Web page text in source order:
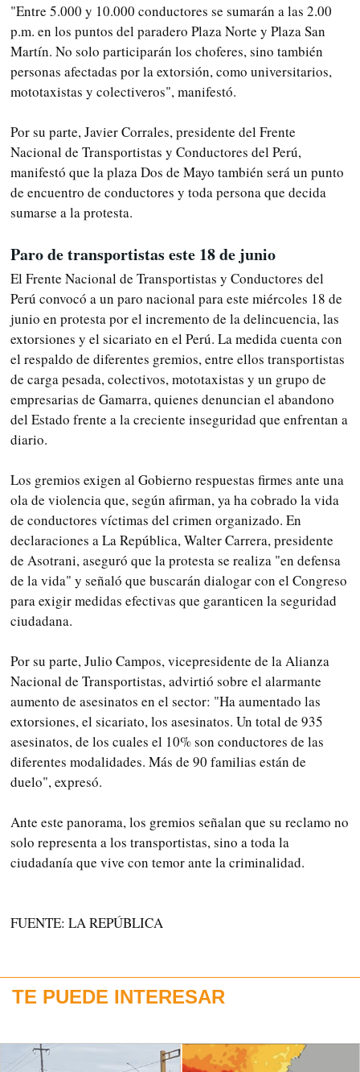
"Entre 5.000 y 10.000 conductores se sumarán a las 2.00
p.m. en los puntos del paradero Plaza Norte y Plaza San
Martín. No solo participarán los choferes, sino también
personas afectadas por la extorsión, como universitarios,
mototaxistas y colectiveros", manifestó.
Por su parte, Javier Corrales, presidente del Frente
Nacional de Transportistas y Conductores del Perú,
manifestó que la plaza Dos de Mayo también será un punto
de encuentro de conductores y toda persona que decida
sumarse a la protesta.
Paro de transportistas este 18 de junio
El Frente Nacional de Transportistas y Conductores del
Perú convocó a un paro nacional para este miércoles 18 de
junio en protesta por el incremento de la delincuencia, las
extorsiones y el sicariato en el Perú. La medida cuenta con
el respaldo de diferentes gremios, entre ellos transportistas
de carga pesada, colectivos, mototaxistas y un grupo de
empresarias de Gamarra, quienes denuncian el abandono
del Estado frente a la creciente inseguridad que enfrentan a
diario.
Los gremios exigen al Gobierno respuestas firmes ante una
ola de violencia que, según afirman, ya ha cobrado la vida
de conductores víctimas del crimen organizado. En
declaraciones a La República, Walter Carrera, presidente
de Asotrani, aseguró que la protesta se realiza "en defensa
de la vida" y señaló que buscarán dialogar con el Congreso
para exigir medidas efectivas que garanticen la seguridad
ciudadana.
Por su parte, Julio Campos, vicepresidente de la Alianza
Nacional de Transportistas, advirtió sobre el alarmante
aumento de asesinatos en el sector: "Ha aumentado las
extorsiones, el sicariato, los asesinatos. Un total de 935
asesinatos, de los cuales el 10% son conductores de las
diferentes modalidades. Más de 90 familias están de
duelo", expresó.
Ante este panorama, los gremios señalan que su reclamo no
solo representa a los transportistas, sino a toda la
ciudadanía que vive con temor ante la criminalidad.
FUENTE: LA REPÚBLICA
TE PUEDE INTERESAR